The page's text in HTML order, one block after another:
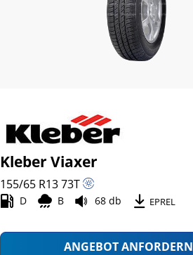
Kleber Viaxer
155/65 R1373T
D B 68 db EPREL
ANGEBOT ANFORDERN